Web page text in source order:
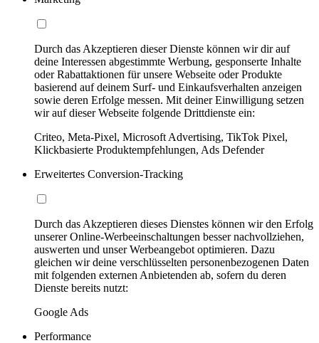
Durch das Akzeptieren dieser Dienste können wir dir auf
deine Interessen abgestimmte Werbung, gesponserte Inhalte
oder Rabattaktionen für unsere Webseite oder Produkte
basierend auf deinem Surf- und Einkaufsverhalten anzeigen
sowie deren Erfolge messen. Mit deiner Einwilligung setzen
wir auf dieser Webseite folgende Drittdienste ein:
Criteo, Meta-Pixel, Microsoft Advertising, TikTok Pixel,
Klickbasierte Produktempfehlungen, Ads Defender
Erweitertes Conversion-Tracking
Durch das Akzeptieren dieses Dienstes können wir den Erfolg
unserer Online-Werbeeinschaltungen besser nachvollziehen,
auswerten und unser Werbeangebot optimieren. Dazu
gleichen wir deine verschlüsselten personenbezogenen Daten
mit folgenden externen Anbietenden ab, sofern du deren
Dienste bereits nutzt:
Google Ads
Performance